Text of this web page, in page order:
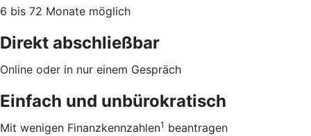
6 bis 72 Monate möglich
Direkt abschließbar
Online oder in nur einem Gespräch
Einfach und unbürokratisch
Mit wenigen Finanzkennzahlen1 beantragen